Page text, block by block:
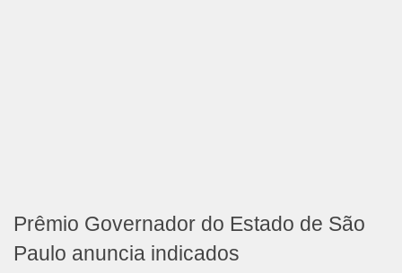
Prêmio Governador do Estado de São
Paulo anuncia indicados